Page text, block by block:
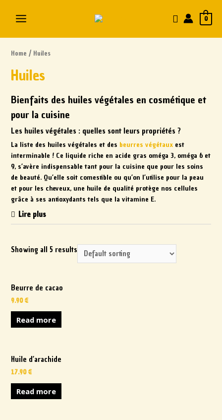
0
Home / Huiles
Huiles
Bienfaits des huiles végétales en cosmétique et
pour la cuisine
Les huiles végétales : quelles sont leurs propriétés ?
La liste des huiles végétales et des beurres végétaux est
interminable ! Ce liquide riche en acide gras oméga 3, oméga 6 et
9, s’avère indispensable tant pour la cuisine que pour les soins
de beauté. Qu’elle soit comestible ou qu’on l’utilise pour la peau
et pour les cheveux, une huile de qualité protège nos cellules
grâce à ses antioxydants tels que la vitamine E.
Lire plus
Showing all 5 results
Beurre de cacao
9.90€
Read more
Huile d’arachide
17.90€
Read more